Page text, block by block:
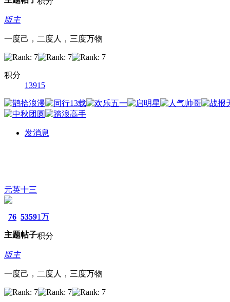
版主
一度己，二度人，三度万物
积分
13915
发消息
元英十三
76
主题
5359
帖子
1万
积分
版主
一度己，二度人，三度万物